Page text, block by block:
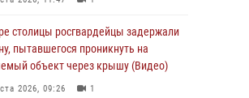
столицы росгвардейцы задержали
пытавшегося проникнуть на
объект через крышу (Видео)
2026, 09:26 1